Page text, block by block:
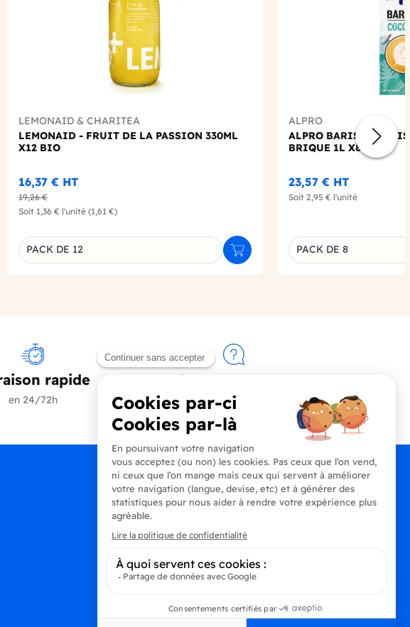
au panier
LEMONAID & CHARITEA
LEMONAID - FRUIT DE LA PASSION 330ML
X12 BIO
16,37 € HT
19,26 €
Soit 1,36 € l'unité (1,61 €)
Déclinaison du produit
PACK DE 12 Ajouter au panier
ALPRO
ALPRO BARISTA -
BRIQUE 1L X8
23,57 € HT
Soit 2,95 € l'unité
Déclinaison du produit
PACK DE 8
rapide
en 24/72h
Contactez-nous
+33 (0)4 90 91 20 80